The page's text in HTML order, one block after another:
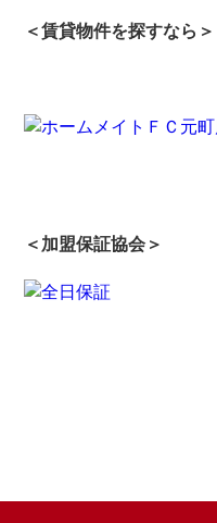
＜賃貸物件を探すなら＞
＜加盟保証協会＞